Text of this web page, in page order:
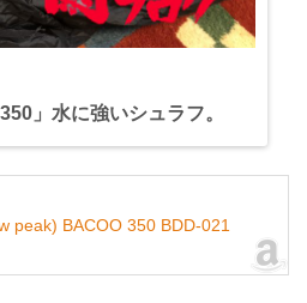
」水に強いシュラフ。
peak) BACOO 350 BDD-021